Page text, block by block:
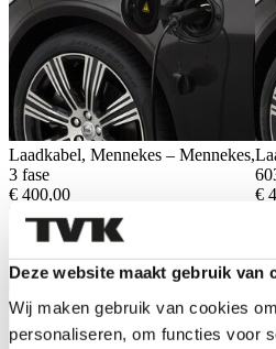
Deze website maakt gebruik van
Wij maken gebruik van cookies
personaliseren, om functies voor
Laadkabel, Mennekes – Mennekes,
3 fase
€ 400,00
€
Bekijk product